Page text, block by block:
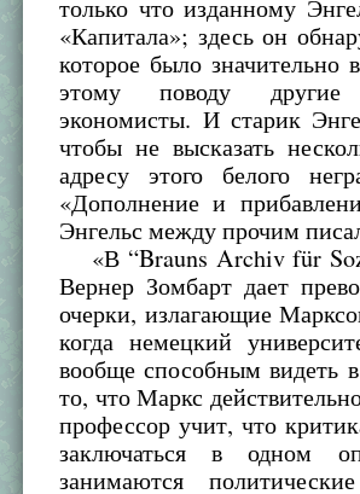
только что изданному
«Капитала»; здесь он
которое было значительно
этому поводу другие
экономисты. И старик
чтобы не высказать
адресу этого белого
«Дополнение и
Энгельс между прочим
«В “Brauns Archiv für
Вернер Зомбарт дает
очерки, излагающие
когда немецкий
вообще способным видеть
то, что Маркс
профессор учит, что
заключаться в одном
занимаются